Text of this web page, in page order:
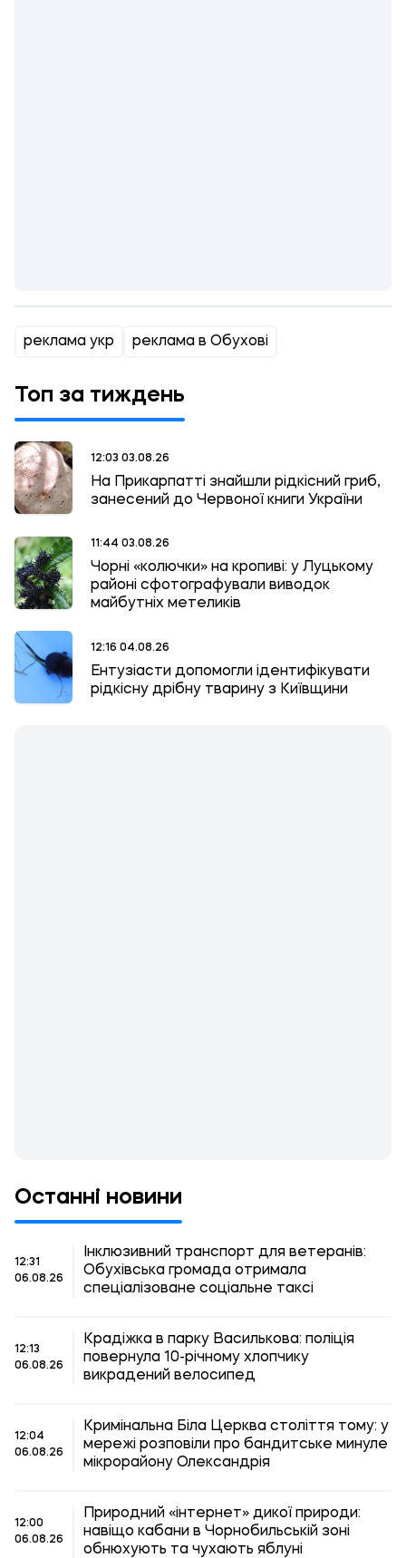
реклама укр реклама в Обухові
Топ за тиждень
12:03 03.08.26
На Прикарпатті знайшли рідкісний гриб,
занесений до Червоної книги України
11:44 03.08.26
Чорні «колючки» на кропиві: у Луцькому
районі сфотографували виводок
майбутніх метеликів
12:16 04.08.26
Ентузіасти допомогли ідентифікувати
рідкісну дрібну тварину з Київщини
Останні новини
12:31
06.08.26
Інклюзивний транспорт для ветеранів:
Обухівська громада отримала
спеціалізоване соціальне таксі
12:13
06.08.26
Крадіжка в парку Василькова: поліція
повернула 10-річному хлопчику
викрадений велосипед
12:04
06.08.26
Кримінальна Біла Церква століття тому: у
мережі розповіли про бандитське минуле
мікрорайону Олександрія
12:00
06.08.26
Природний «інтернет» дикої природи:
навіщо кабани в Чорнобильській зоні
обнюхують та чухають яблуні